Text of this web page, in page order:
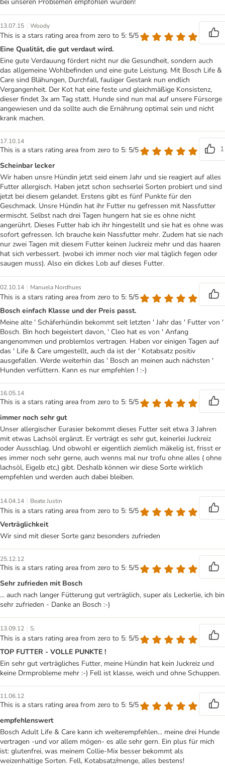
13.07.15 | Woody
This is a stars rating area from zero to 5: 5/5
Eine Qualität, die gut verdaut wird.
Eine gute Verdauung fördert nicht nur die Gesundheit, sondern auch
das allgemeine Wohlbefinden und eine gute Leistung. Mit Bosch Life &
Care sind Blähungen, Durchfall, fauliger Gestank nun endlich
Vergangenheit. Der Kot hat eine feste und gleichmäßige Konsistenz,
dieser findet 3x am Tag statt. Hunde sind nun mal auf unsere Fürsorge
angewiesen und da sollte auch die Ernährung optimal sein und nicht
krank machen.
17.10.14
This is a stars rating area from zero to 5: 5/5
1
Scheinbar lecker
Wir haben unsre Hündin jetzt seid einem Jahr und sie reagiert auf alles
Futter allergisch. Haben jetzt schon sechserlei Sorten probiert und sind
jetzt bei diesem gelandet. Erstens gibt es fünf Punkte für den
Geschmack. Unsre Hündin hat ihr Futter nu gefressen mit Nassfutter
ermischt. Selbst nach drei Tagen hungern hat sie es ohne nicht
angerührt. Dieses Futter hab ich ihr hingestellt und sie hat es ohne was
sofort gefressen. Ich brauche kein Nassfutter mehr. Zudem hat sie nach
nur zwei Tagen mit diesem Futter keinen Juckreiz mehr und das haaren
hat sich verbessert. (wobei ich immer noch vier mal täglich fegen oder
saugen muss). Also ein dickes Lob auf dieses Futter.
02.10.14 | Manuela Nordhues
This is a stars rating area from zero to 5: 5/5
Bosch einfach Klasse und der Preis passt.
Meine alte ' Schäferhündin bekommt seit letzten ' Jahr das ' Futter von '
Bosch. Bin hoch begeistert davon, ' Cleo hat es von ' Anfang
angenommen und problemlos vertragen. Haben vor einigen Tagen auf
das ' Life & Care umgestellt, auch da ist der ' Kotabsatz positiv
ausgefallen. Werde weiterhin das ' Bosch an meinen auch nächsten '
Hunden verfüttern. Kann es nur empfehlen ! :-)
16.05.14
This is a stars rating area from zero to 5: 5/5
immer noch sehr gut
Unser allergischer Eurasier bekommt dieses Futter seit etwa 3 Jahren
mit etwas Lachsöl ergänzt. Er verträgt es sehr gut, keinerlei Juckreiz
oder Ausschlag. Und obwohl er eigentlich ziemlich mäkelig ist, frisst er
es immer noch sehr gerne, auch wenns mal nur trofu ohne alles ( ohne
lachsöl, Eigelb etc,) gibt. Deshalb können wir diese Sorte wirklich
empfehlen und werden auch dabei bleiben.
14.04.14 | Beate Justin
This is a stars rating area from zero to 5: 5/5
Verträglichkeit
Wir sind mit dieser Sorte ganz besonders zufrieden
25.12.12
This is a stars rating area from zero to 5: 5/5
Sehr zufrieden mit Bosch
... auch nach langer Fütterung gut verträglich, super als Leckerlie, ich bin
sehr zufrieden - Danke an Bosch :-)
13.09.12 | S.
This is a stars rating area from zero to 5: 5/5
TOP FUTTER - VOLLE PUNKTE !
Ein sehr gut verträgliches Futter, meine Hündin hat kein Juckreiz und
keine Drmprobleme mehr :-) Fell ist klasse, weich und ohne Schuppen.
11.06.12
This is a stars rating area from zero to 5: 5/5
empfehlenswert
Bosch Adult Life & Care kann ich weiterempfehlen... meine drei Hunde
vertragen -und vor allem mögen- es alle sehr gern. Ein plus für mich
ist: glutenfrei, was meinem Collie-Mix besser bekommt als
weizenhaltige Sorten. Fell, Kotabsatz/menge, alles bestens!